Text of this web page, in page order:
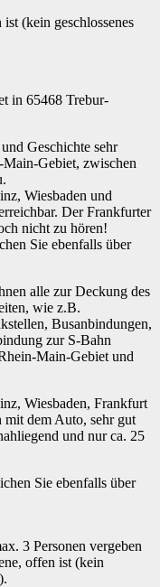
(kein geschlossenes
in 65468 Trebur-
Geschichte sehr
Gebiet, zwischen
Wiesbaden und
Der Frankfurter
nicht zu hören!
Sie ebenfalls über
alle zur Deckung des
wie z.B.
Busanbindungen,
zur S-Bahn
Main-Gebiet und
Wiesbaden, Frankfurt
mit dem Auto, sehr gut
und nur ca. 25
Sie ebenfalls über
3 Personen vergeben
offen ist (kein